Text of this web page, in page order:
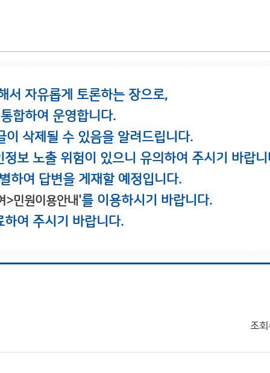
서 자유롭게 토론하는 장으로,
합하여 운영합니다.
삭제될 수 있음을 알려드립니다.
보 노출 위험이 있으니 유의하여 주시기 바랍니
하여 답변을 게재할 예정입니다.
>민원이용안내'를 이용하시기 바랍니다.
여 주시기 바랍니다.
조회